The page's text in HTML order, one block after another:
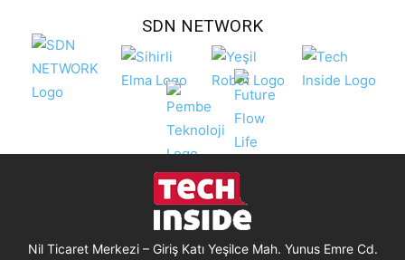
SDN NETWORK
Nil Ticaret Merkezi – Giriş Katı Yeşilce Mah. Yunus Emre Cd.